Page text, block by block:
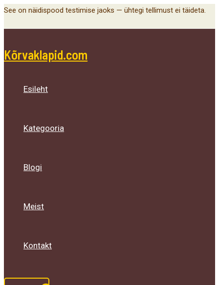
Skip
See on näidispood testimise jaoks — ühtegi tellimust ei täideta.
Kõrvaklapid.com
Esileht
Kategooria
Blogi
Meist
Kontakt
Menu
Toggle
Menu
Toggle
Menu
Toggle
Main
Menu